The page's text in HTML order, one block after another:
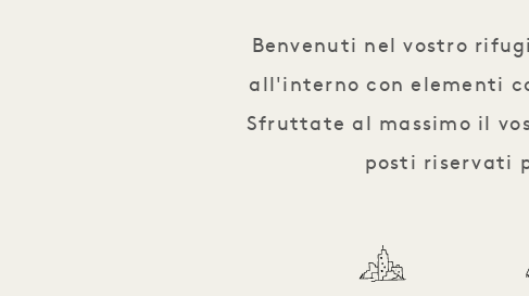
Benvenuti nel vostro
all'interno con elementi
Sfruttate al massimo il
posti riservati